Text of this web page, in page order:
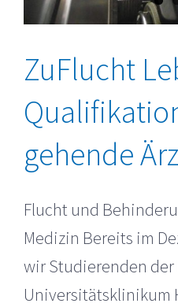
ZuFlucht
gehende
Flucht und
Medizin Bereits im
wir Studierenden der
Universitätsklinikum